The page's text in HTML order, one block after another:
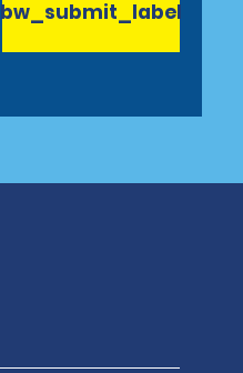
bw_submit_label